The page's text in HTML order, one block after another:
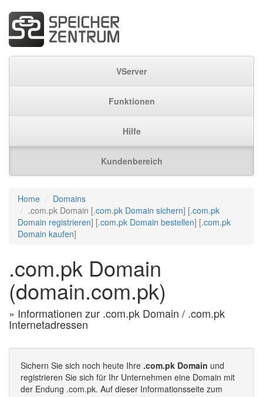
VServer
Funktionen
Hilfe
Kundenbereich
Home
Domains
.com.pk Domain [.com.pk Domain sichern] [.com.pk
Domain registrieren] [.com.pk Domain bestellen] [.com.pk
Domain kaufen]
.com.pk Domain
(domain.com.pk)
» Informationen zur .com.pk Domain / .com.pk
Internetadressen
Sichern Sie sich noch heute Ihre .com.pk Domain und
registrieren Sie sich für Ihr Unternehmen eine Domain mit
der Endung .com.pk. Auf dieser Informationsseite zum